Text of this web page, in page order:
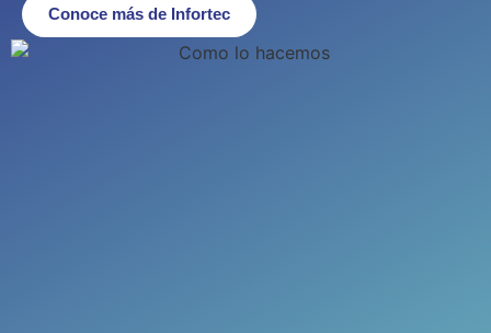
Conoce más de Infortec